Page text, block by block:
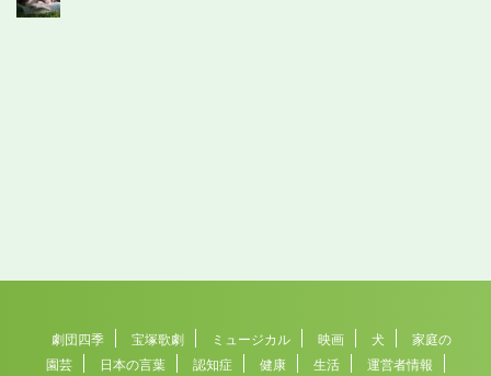
劇団四季 宝塚歌劇 ミュージカル 映画 犬
家庭の
園芸
日本の言葉 認知症 健康 生活
運営者情報